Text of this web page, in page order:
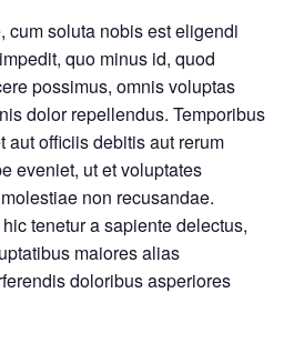
cum soluta nobis est eligendi
quo minus id, quod
possimus, omnis voluptas
dolor repellendus. Temporibus
aut officiis debitis aut rerum
eveniet, ut et voluptates
non recusandae.
tenetur a sapiente delectus,
maiores alias
doloribus asperiores